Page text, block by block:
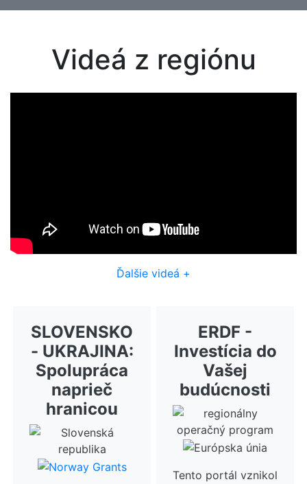
Videá z regiónu
Ďalšie videá +
SLOVENSKO
- UKRAJINA:
Spolupráca
naprieč
hranicou
ERDF -
Investícia do
Vašej
budúcnosti
Tento portál vznikol